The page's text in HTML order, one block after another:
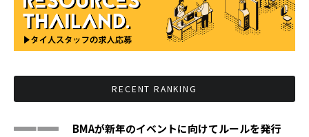
RECENT RANKING
BMAが新年のイベントに向けてルールを発行